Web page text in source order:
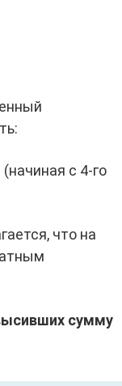
с 4-го
что на
сумму